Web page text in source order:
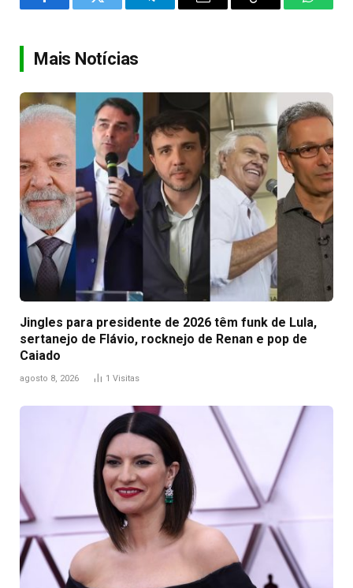
FacebookTwitter TelegramEmail
Copy
Mais Notícias
Jingles para presidente de 2026 têm funk de Lula,
sertanejo de Flávio, rocknejo de Renan e pop de
Caiado
agosto 8, 2026 1 Visitas